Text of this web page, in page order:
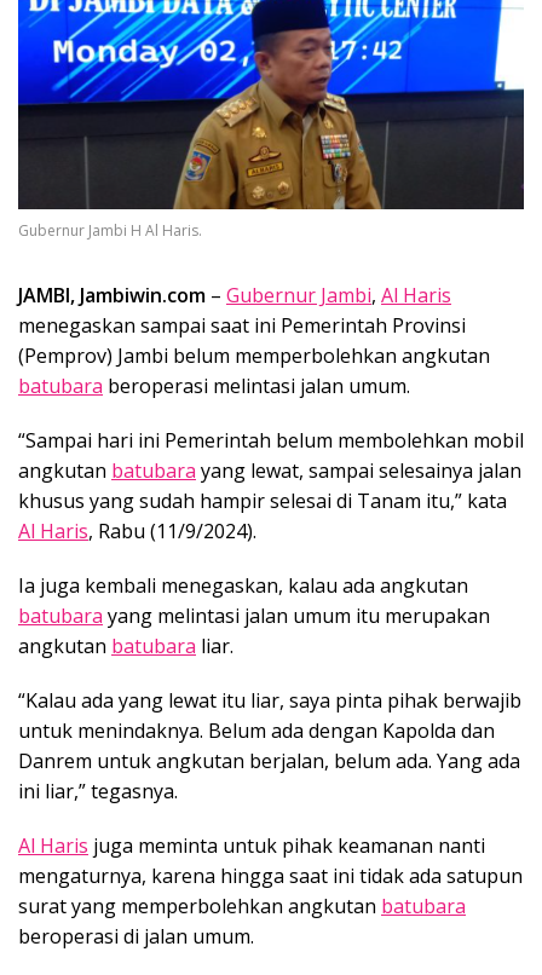
Gubernur Jambi H Al Haris.
JAMBI, Jambiwin.com – Gubernur Jambi, Al Haris
menegaskan sampai saat ini Pemerintah Provinsi
(Pemprov) Jambi belum memperbolehkan angkutan
batubara beroperasi melintasi jalan umum.
“Sampai hari ini Pemerintah belum membolehkan mobil
angkutan batubara yang lewat, sampai selesainya jalan
khusus yang sudah hampir selesai di Tanam itu,” kata
Al Haris, Rabu (11/9/2024).
Ia juga kembali menegaskan, kalau ada angkutan
batubara yang melintasi jalan umum itu merupakan
angkutan batubara liar.
“Kalau ada yang lewat itu liar, saya pinta pihak berwajib
untuk menindaknya. Belum ada dengan Kapolda dan
Danrem untuk angkutan berjalan, belum ada. Yang ada
ini liar,” tegasnya.
Al Haris juga meminta untuk pihak keamanan nanti
mengaturnya, karena hingga saat ini tidak ada satupun
surat yang memperbolehkan angkutan batubara
beroperasi di jalan umum.